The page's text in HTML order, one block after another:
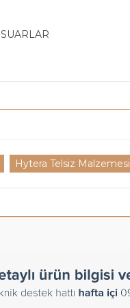
Hytera Telsiz Malzemesi